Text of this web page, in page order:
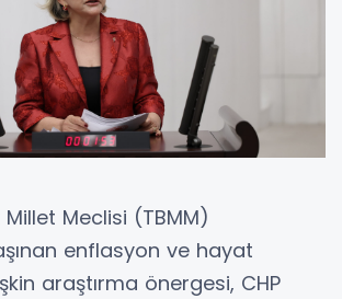
Meclisi (TBMM)
enflasyon ve hayat
araştırma önergesi, CHP